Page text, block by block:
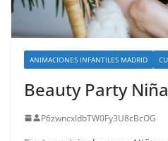
ANIMACIONES INFANTILES MADRID
Beauty Party
P6zwncxIdbTW0Fy3U8cBcOG